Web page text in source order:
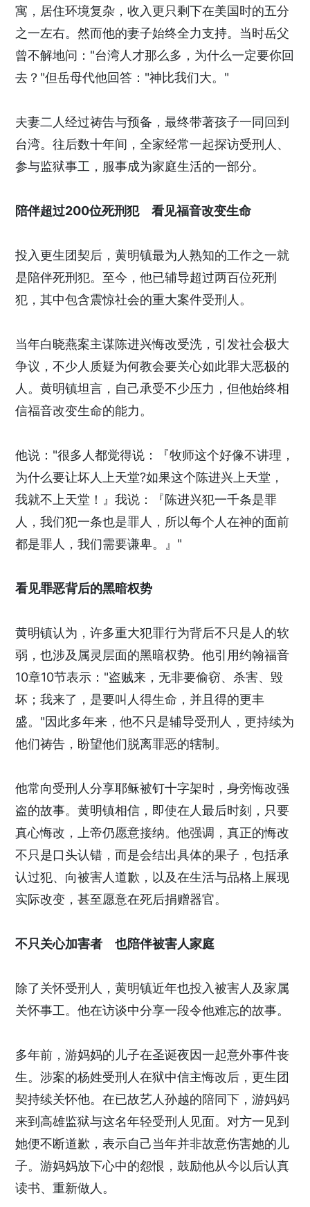
寓，居住环境复杂，收入更只剩下在美国时的五分
之一左右。然而他的妻子始终全力支持。当时岳父
曾不解地问："台湾人才那么多，为什么一定要你回
去？"但岳母代他回答："神比我们大。"
夫妻二人经过祷告与预备，最终带著孩子一同回到
台湾。往后数十年间，全家经常一起探访受刑人、
参与监狱事工，服事成为家庭生活的一部分。
陪伴超过200位死刑犯 看见福音改变生命
投入更生团契后，黄明镇最为人熟知的工作之一就
是陪伴死刑犯。至今，他已辅导超过两百位死刑
犯，其中包含震惊社会的重大案件受刑人。
当年白晓燕案主谋陈进兴悔改受洗，引发社会极大
争议，不少人质疑为何教会要关心如此罪大恶极的
人。黄明镇坦言，自己承受不少压力，但他始终相
信福音改变生命的能力。
他说："很多人都觉得说：『牧师这个好像不讲理，
为什么要让坏人上天堂?如果这个陈进兴上天堂，
我就不上天堂！』我说：『陈进兴犯一千条是罪
人，我们犯一条也是罪人，所以每个人在神的面前
都是罪人，我们需要谦卑。』"
看见罪恶背后的黑暗权势
黄明镇认为，许多重大犯罪行为背后不只是人的软
弱，也涉及属灵层面的黑暗权势。他引用约翰福音
10章10节表示："盗贼来，无非要偷窃、杀害、毁
坏；我来了，是要叫人得生命，并且得的更丰
盛。"因此多年来，他不只是辅导受刑人，更持续为
他们祷告，盼望他们脱离罪恶的辖制。
他常向受刑人分享耶稣被钉十字架时，身旁悔改强
盗的故事。黄明镇相信，即使在人最后时刻，只要
真心悔改，上帝仍愿意接纳。他强调，真正的悔改
不只是口头认错，而是会结出具体的果子，包括承
认过犯、向被害人道歉，以及在生活与品格上展现
实际改变，甚至愿意在死后捐赠器官。
不只关心加害者 也陪伴被害人家庭
除了关怀受刑人，黄明镇近年也投入被害人及家属
关怀事工。他在访谈中分享一段令他难忘的故事。
多年前，游妈妈的儿子在圣诞夜因一起意外事件丧
生。涉案的杨姓受刑人在狱中信主悔改后，更生团
契持续关怀他。在已故艺人孙越的陪同下，游妈妈
来到高雄监狱与这名年轻受刑人见面。对方一见到
她便不断道歉，表示自己当年并非故意伤害她的儿
子。游妈妈放下心中的怨恨，鼓励他从今以后认真
读书、重新做人。